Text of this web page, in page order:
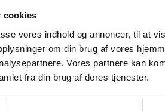
cookies
vores indhold og annoncer, til at
om din brug af vores
Vores partnere kan
fra din brug af deres tjenester.
varer som alpaca, silke, mohair,
Blomsterfrø, som er en økologisk
hjælper dig gerne med at sætte
klar med et smil og stræber altid